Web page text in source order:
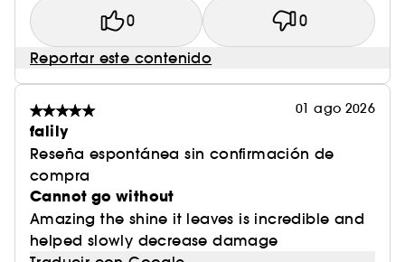
0 0
Reportar este contenido
01 ago 2026
falily
Reseña espontánea sin confirmación de
compra
Cannot go without
Amazing the shine it leaves is incredible and
helped slowly decrease damage